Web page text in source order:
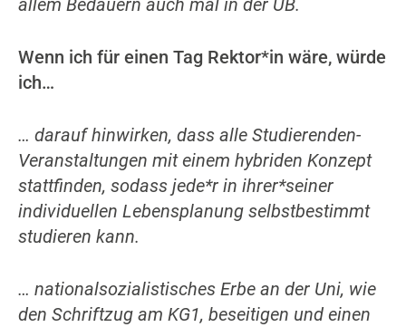
Wenn ich für einen Tag Rektor*in wäre, würde
ich…
… darauf hinwirken, dass alle Studierenden-
Veranstaltungen mit einem hybriden Konzept
stattfinden, sodass jede*r in ihrer*seiner
individuellen Lebensplanung selbstbestimmt
studieren kann.
… nationalsozialistisches Erbe an der Uni, wie
den Schriftzug am KG1, beseitigen und einen